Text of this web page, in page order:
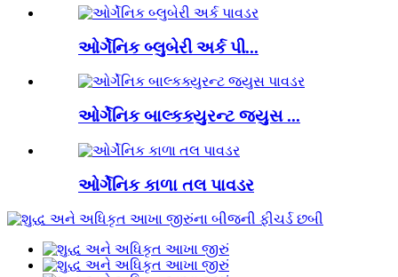
ઓર્ગેનિક બ્લુબેરી અર્ક પી...
ઓર્ગેનિક બાલ્કક્યુરન્ટ જ્યુસ ...
ઓર્ગેનિક કાળા તલ પાવડર